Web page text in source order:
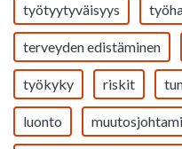
työtyytyväisyys
terveyden edistäminen
työkyky riskit
luonto